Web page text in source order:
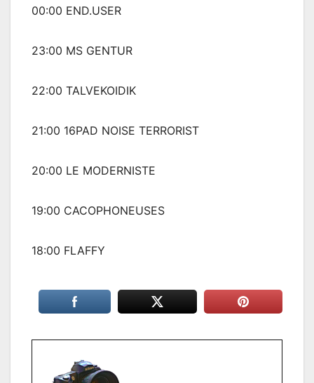
00:00 END.USER
23:00 MS GENTUR
22:00 TALVEKOIDIK
21:00 16PAD NOISE TERRORIST
20:00 LE MODERNISTE
19:00 CACOPHONEUSES
18:00 FLAFFY